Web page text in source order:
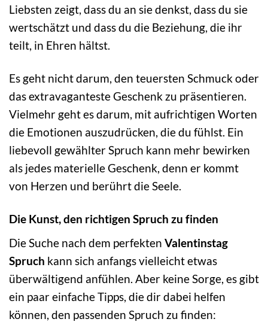
Liebsten zeigt, dass du an sie denkst, dass du sie
wertschätzt und dass du die Beziehung, die ihr
teilt, in Ehren hältst.
Es geht nicht darum, den teuersten Schmuck oder
das extravaganteste Geschenk zu präsentieren.
Vielmehr geht es darum, mit aufrichtigen Worten
die Emotionen auszudrücken, die du fühlst. Ein
liebevoll gewählter Spruch kann mehr bewirken
als jedes materielle Geschenk, denn er kommt
von Herzen und berührt die Seele.
Die Kunst, den richtigen Spruch zu finden
Die Suche nach dem perfekten Valentinstag
Spruch kann sich anfangs vielleicht etwas
überwältigend anfühlen. Aber keine Sorge, es gibt
ein paar einfache Tipps, die dir dabei helfen
können, den passenden Spruch zu finden: